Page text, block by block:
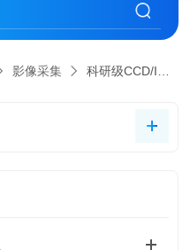
影像采集 科研级CCD/ICCD相机